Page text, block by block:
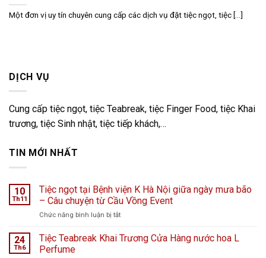
Một đơn vị uy tín chuyên cung cấp các dịch vụ đặt tiệc ngọt, tiệc [...]
DỊCH VỤ
Cung cấp tiệc ngọt, tiệc Teabreak, tiệc Finger Food, tiệc Khai
trương, tiệc Sinh nhật, tiệc tiếp khách,…
TIN MỚI NHẤT
10
Th11
Tiệc ngọt tại Bệnh viện K Hà Nội giữa ngày mưa bão
– Câu chuyện từ Cầu Vồng Event
Chức năng bình luận bị tắtở
ngọt
24
Th6
Tiệc Teabreak Khai Trương Cửa Hàng nước hoa L
Perfume